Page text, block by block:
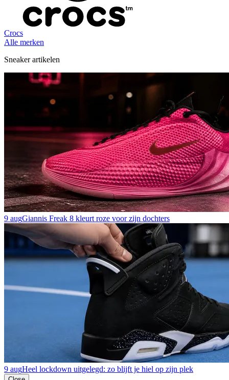
Crocs
Alle merken
Sneaker artikelen
9 augGiannis Freak 8 kleurt roze voor zijn dochters
9 augHeel lockdown uitgelegd: zo blijft je hiel op zijn plek